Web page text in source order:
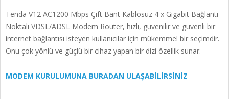
Tenda V12 AC1200 Mbps Çift Bant Kablosuz 4 x Gigabit Bağlantı
Noktalı VDSL/ADSL Modem Router, hızlı, güvenilir ve güvenli bir
internet bağlantısı isteyen kullanıcılar için mükemmel bir seçimdir.
Onu çok yönlü ve güçlü bir cihaz yapan bir dizi özellik sunar.
MODEM KURULUMUNA BURADAN ULAŞABİLİRSİNİZ